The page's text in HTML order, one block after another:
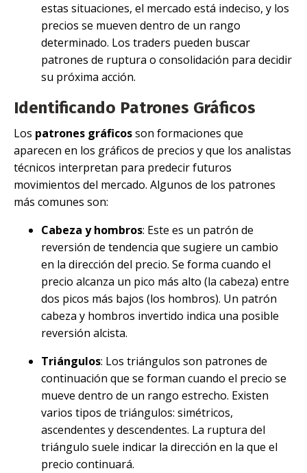
estas situaciones, el mercado está indeciso, y los
precios se mueven dentro de un rango
determinado. Los traders pueden buscar
patrones de ruptura o consolidación para decidir
su próxima acción.
Identificando Patrones Gráficos
Los patrones gráficosson formaciones que
aparecen en los gráficos de precios y que los analistas
técnicos interpretan para predecir futuros
movimientos del mercado. Algunos de los patrones
más comunes son:
Cabeza y hombros: Este es un patrón de
reversión de tendencia que sugiere un cambio
en la dirección del precio. Se forma cuando el
precio alcanza un pico más alto (la cabeza) entre
dos picos más bajos (los hombros). Un patrón
cabeza y hombros invertido indica una posible
reversión alcista.
Triángulos: Los triángulos son patrones de
continuación que se forman cuando el precio se
mueve dentro de un rango estrecho. Existen
varios tipos de triángulos: simétricos,
ascendentes y descendentes. La ruptura del
triángulo suele indicar la dirección en la que el
precio continuará.